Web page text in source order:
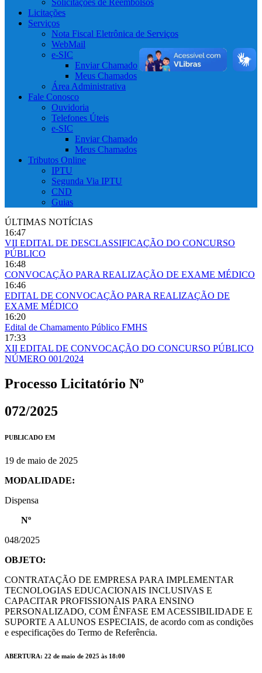
Solicitações de Reembolsos
Licitações
Serviços
Nota Fiscal Eletrônica de Serviços
WebMail
e-SIC
Enviar Chamado
Meus Chamados
Área Administrativa
Fale Conosco
Ouvidoria
Telefones Úteis
e-SIC
Enviar Chamado
Meus Chamados
Tributos Online
IPTU
Segunda Via IPTU
CND
Guias
ÚLTIMAS NOTÍCIAS
16:47
VII EDITAL DE DESCLASSIFICAÇÃO DO CONCURSO
PÚBLICO
16:48
CONVOCAÇÃO PARA REALIZAÇÃO DE EXAME MÉDICO
16:46
EDITAL DE CONVOCAÇÃO PARA REALIZAÇÃO DE
EXAME MÉDICO
16:20
Edital de Chamamento Público FMHS
17:33
XII EDITAL DE CONVOCAÇÃO DO CONCURSO PÚBLICO
NÚMERO 001/2024
Processo Licitatório Nº
072/2025
PUBLICADO EM
19 de maio de 2025
MODALIDADE:
Dispensa
Nº
048/2025
OBJETO:
CONTRATAÇÃO DE EMPRESA PARA IMPLEMENTAR
TECNOLOGIAS EDUCACIONAIS INCLUSIVAS E
CAPACITAR PROFISSIONAIS PARA ENSINO
PERSONALIZADO, COM ÊNFASE EM ACESSIBILIDADE E
SUPORTE A ALUNOS ESPECIAIS, de acordo com as condições
e especificações do Termo de Referência.
ABERTURA: 22 de maio de 2025 às 18:00